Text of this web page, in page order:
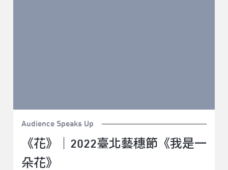
Audience Speaks Up
《花》｜2022臺北藝穗節《我是一
朵花》